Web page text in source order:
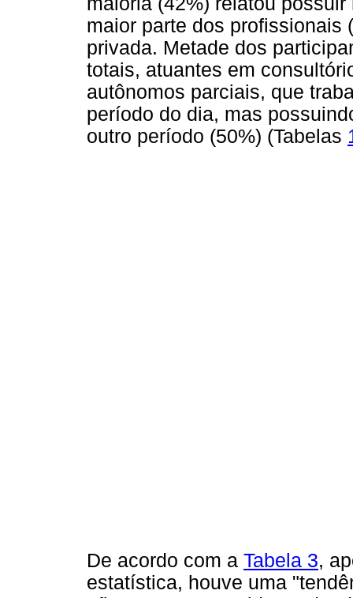
maior parte dos profissionais
privada. Metade dos
totais, atuantes em
autônomos parciais, que
período do dia, mas
outro período (50%) (Tabelas
De acordo com a Tabela 3,
estatística, houve uma